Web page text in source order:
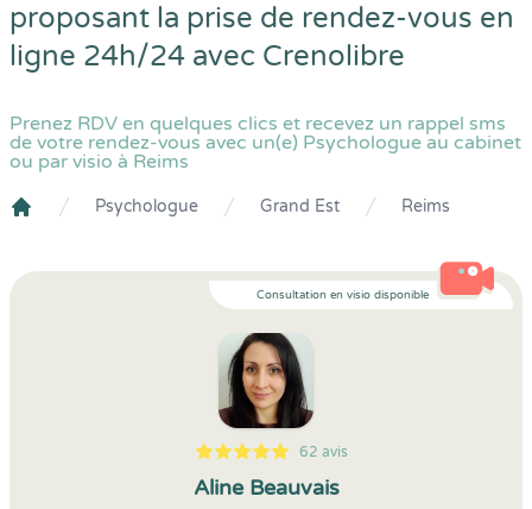
proposant la prise de rendez-vous en
ligne 24h/24 avec Crenolibre
Prenez RDV en quelques clics et recevez un rappel sms
de votre rendez-vous avec un(e) Psychologue au cabinet
ou par visio à Reims
Psychologue Grand Est Reims
Consultation en visio disponible
5
1
5
62 62 avis
Aline Beauvais